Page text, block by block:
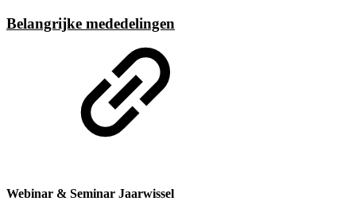
Belangrijke mededelingen
Webinar & Seminar Jaarwissel